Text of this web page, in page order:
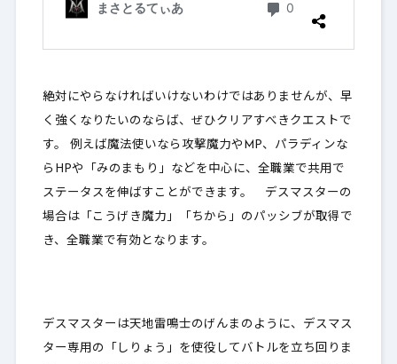
絶対にやらなければいけないわけではありませんが、早
く強くなりたいのならば、ぜひクリアすべきクエストで
す。 例えば魔法使いなら攻撃魔力やMP、パラディンな
らHPや「みのまもり」などを中心に、 全職業で共用で
ステータスを伸ばすことができます。 デスマスターの
場合は「こうげき魔力」「ちから」のパッシブが取得で
き、全職業で有効となります。
デスマスターは天地雷鳴士のげんまのように、デスマス
ター専用の「しりょう」を使役してバトルを立ち回りま